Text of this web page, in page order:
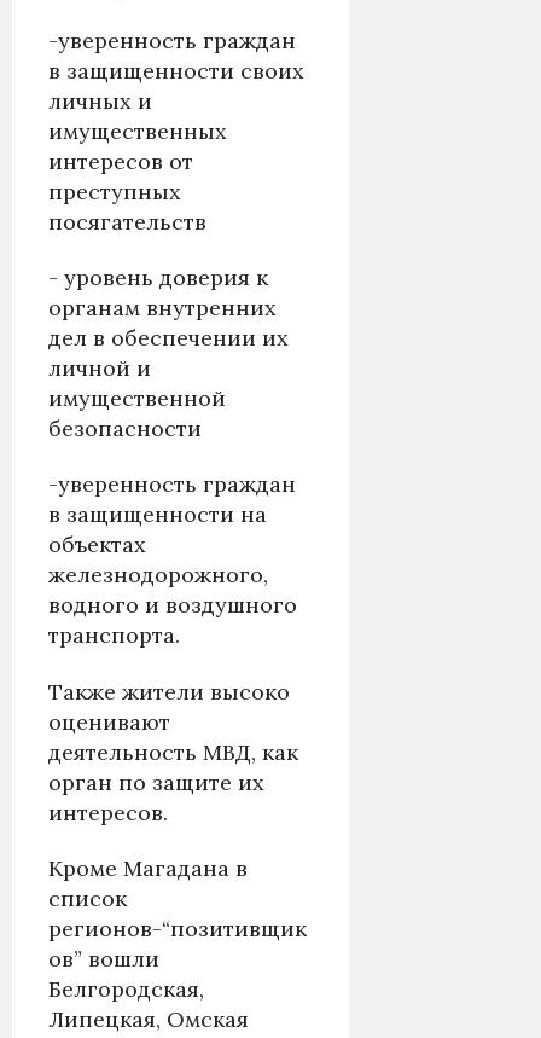
-уверенность граждан
в защищенности своих
личных и
имущественных
интересов от
преступных
посягательств
- уровень доверия к
органам внутренних
дел в обеспечении их
личной и
имущественной
безопасности
-уверенность граждан
в защищенности на
объектах
железнодорожного,
водного и воздушного
транспорта.
Также жители высоко
оценивают
деятельность МВД, как
орган по защите их
интересов.
Кроме Магадана в
список
регионов-“позитивщик
ов” вошли
Белгородская,
Липецкая, Омская